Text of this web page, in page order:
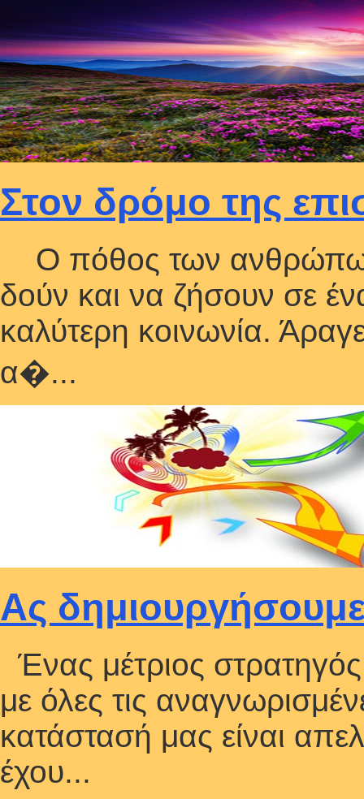
Στον δρόμο της
Ο πόθος των ανθρώπων
δούν και να ζήσουν σε
καλύτερη κοινωνία.
α�...
Ας δημιουργήσουμε
Ένας μέτριος
με όλες τις
κατάστασή μας είναι
έχου...